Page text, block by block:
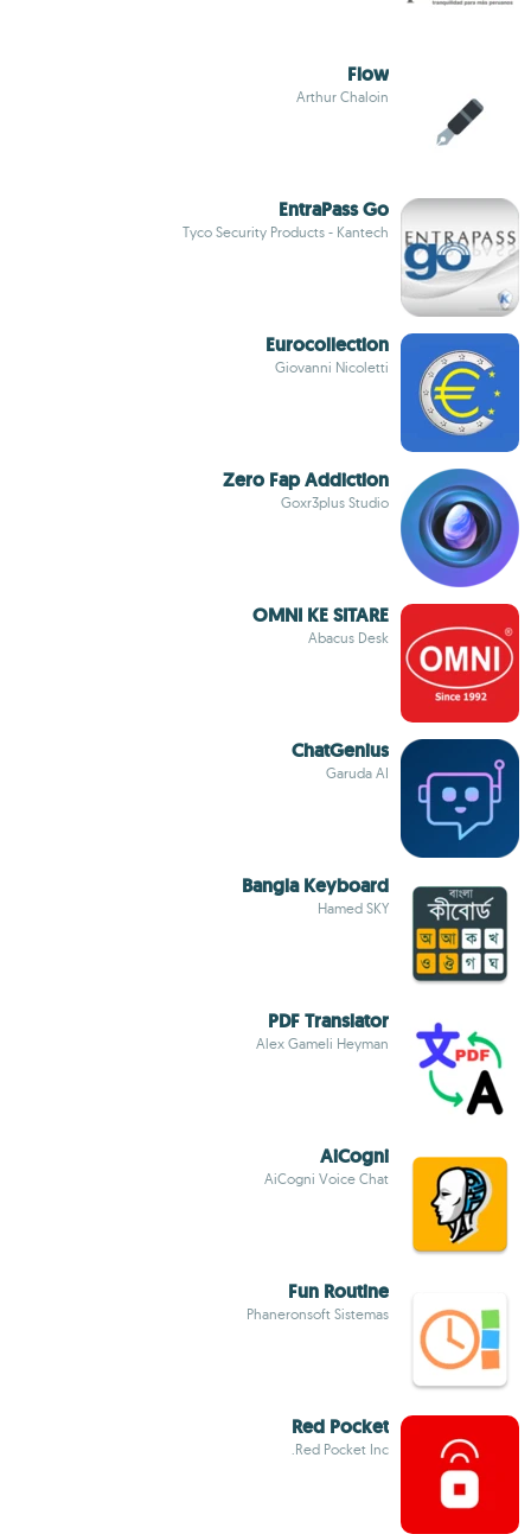
Flow
Arthur Chaloin
EntraPass Go
Tyco Security Products - Kantech
Eurocollection
Giovanni Nicoletti
Zero Fap Addiction
Goxr3plus Studio
OMNI KE SITARE
Abacus Desk
ChatGenius
Garuda AI
Bangla Keyboard
Hamed SKY
PDF Translator
Alex Gameli Heyman
AiCogni
AiCogni Voice Chat
Fun Routine
Phaneronsoft Sistemas
Red Pocket
Red Pocket Inc.